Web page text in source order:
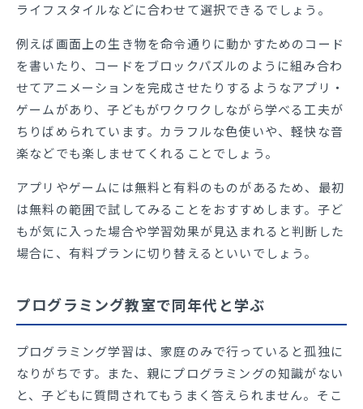
ライフスタイルなどに合わせて選択できるでしょう。
例えば画面上の生き物を命令通りに動かすためのコード
を書いたり、コードをブロックパズルのように組み合わ
せてアニメーションを完成させたりするようなアプリ・
ゲームがあり、子どもがワクワクしながら学べる工夫が
ちりばめられています。カラフルな色使いや、軽快な音
楽などでも楽しませてくれることでしょう。
アプリやゲームには無料と有料のものがあるため、最初
は無料の範囲で試してみることをおすすめします。子ど
もが気に入った場合や学習効果が見込まれると判断した
場合に、有料プランに切り替えるといいでしょう。
プログラミング教室で同年代と学ぶ
プログラミング学習は、家庭のみで行っていると孤独に
なりがちです。また、親にプログラミングの知識がない
と、子どもに質問されてもうまく答えられません。そこ